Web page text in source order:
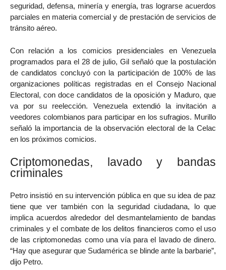
seguridad, defensa, minería y energía, tras lograrse acuerdos
parciales en materia comercial y de prestación de servicios de
tránsito aéreo.
Con relación a los comicios presidenciales en Venezuela
programados para el 28 de julio, Gil señaló que la postulación
de candidatos concluyó con la participación de 100% de las
organizaciones políticas registradas en el Consejo Nacional
Electoral, con doce candidatos de la oposición y Maduro, que
va por su reelección. Venezuela extendió la invitación a
veedores colombianos para participar en los sufragios. Murillo
señaló la importancia de la observación electoral de la Celac
en los próximos comicios.
Criptomonedas, lavado y bandas
criminales
Petro insistió en su intervención pública en que su idea de paz
tiene que ver también con la seguridad ciudadana, lo que
implica acuerdos alrededor del desmantelamiento de bandas
criminales y el combate de los delitos financieros como el uso
de las criptomonedas como una vía para el lavado de dinero.
“Hay que asegurar que Sudamérica se blinde ante la barbarie”,
dijo Petro.